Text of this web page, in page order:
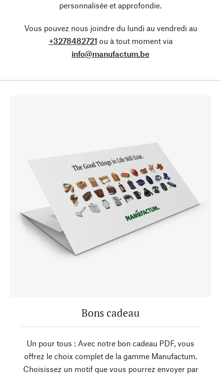
personnalisée et approfondie.
Vous pouvez nous joindre du lundi au vendredi au
+3278482721 ou à tout moment via
info@manufactum.be
Bons cadeau
Un pour tous : Avec notre bon cadeau PDF, vous
offrez le choix complet de la gamme Manufactum.
Choisissez un motif que vous pourrez envoyer par